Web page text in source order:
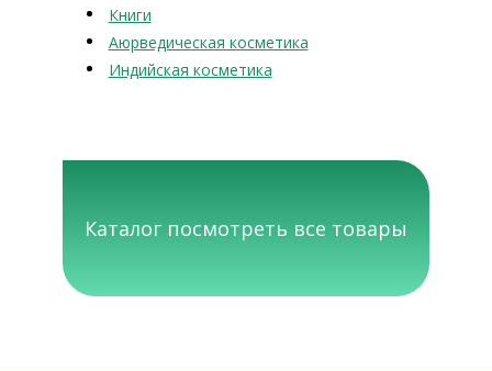
Книги
Аюрведическая косметика
Индийская косметика
Каталог посмотреть все товары